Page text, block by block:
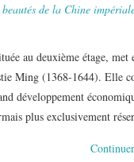
de la Chine
au deuxième étage,
Ming (1368-1644). Elle
développement
plus exclusivement